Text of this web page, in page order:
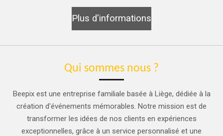
Plus d'informations
Qui sommes nous ?
Beepix est une entreprise familiale basée à Liège, dédiée à la
création d'événements mémorables. Notre mission est de
transformer les idées de nos clients en expériences
exceptionnelles, grâce à un service personnalisé et une